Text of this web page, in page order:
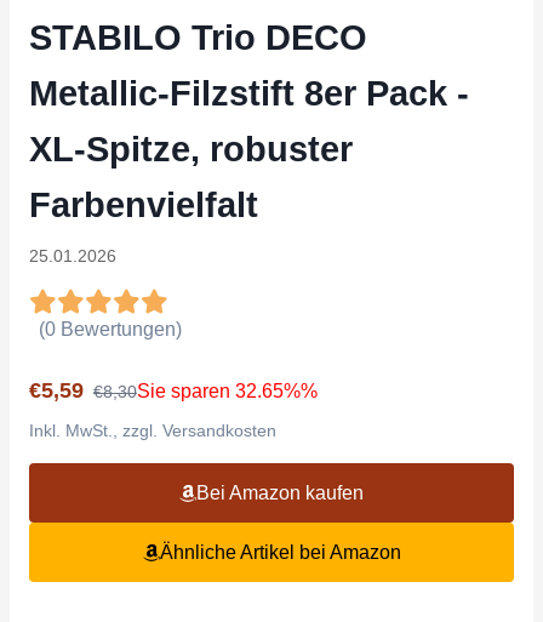
STABILO Trio DECO
Metallic-Filzstift 8er Pack -
XL-Spitze, robuster
Farbenvielfalt
25.01.2026
(0 Bewertungen)
€5,59 €8,30Sie sparen 32.65%%
Inkl. MwSt., zzgl. Versandkosten
Bei Amazon kaufen
Ähnliche Artikel bei Amazon